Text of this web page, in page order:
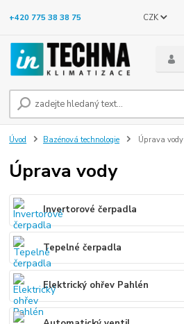
CZK
+420 775 38 38 75
Úvod Bazénová technologie Úprava vody
Úprava vody
Invertorové čerpadla
Tepelné čerpadla
Elektrický ohřev Pahlén